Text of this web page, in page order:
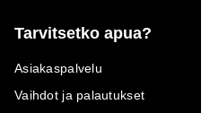
Tarvitsetko apua?
Asiakaspalvelu
Vaihdot ja palautukset